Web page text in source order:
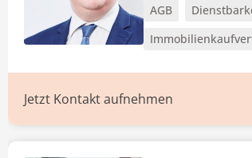
AGB
Jetzt Kontakt aufnehmen